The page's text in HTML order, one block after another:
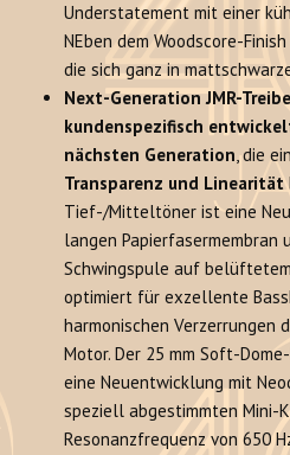
Understatement mit einer
NEben dem Woodscore-
die sich ganz in
Next-Generation JMR-
kundenspezifisch
nächsten Generation, die
Transparenz und Linearität
Tief-/Mitteltöner ist eine
langen Papierfasermembran
Schwingspule auf
optimiert für exzellente
harmonischen Verzerrungen
Motor. Der 25 mm Soft-
eine Neuentwicklung mit
speziell abgestimmten Mini-
Resonanzfrequenz von 650